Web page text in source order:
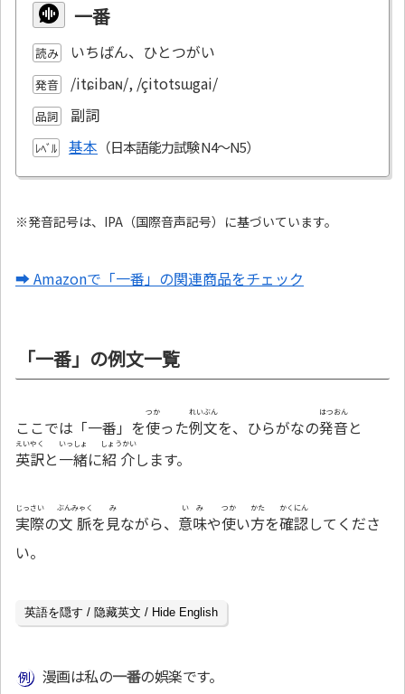
一番
読み いちばん、ひとつがい
発音 /itɕibaɴ/, /çitotsɯgai/
品詞 副詞
ﾚﾍﾞﾙ 基本
※発音記号は、IPA（国際音声記号）に基づいています。
➡ Amazonで「一番」の関連商品をチェック
「一番」の例文一覧
ここでは「一番」を使
つか
った例文
れいぶん
を、ひらがなの発音
はつおん
と
英訳
えいやく
と一緒
いっしょ
に紹介
しょうかい
します。
実際
じっさい
の文脈
ぶんみゃく
を見
み
ながら、 意味
いみ
や使
つか
い方
かた
を確認
かくにん
してくださ
い。
英語を隠す / 隐藏英文 / Hide English
漫画は私の一番の娯楽です。